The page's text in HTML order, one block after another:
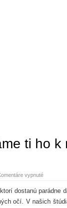
ti ho k
vypnuténa
nás
darček?
Dáme
dostanú parádne
očí. V našich